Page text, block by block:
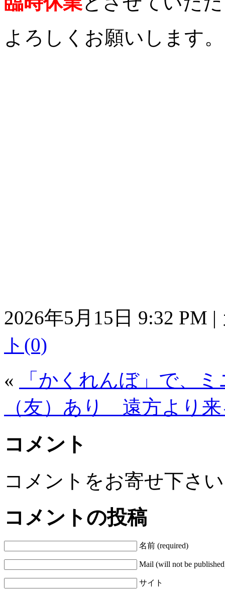
よろしくお願いします。
2026年5月15日 9:32 PM
ト(0)
«
「かくれんぼ」で、
（友）あり 遠方より
コメント
コメントをお寄せ下さ
コメントの投稿
名前 (required)
Mail (will not be
サイト